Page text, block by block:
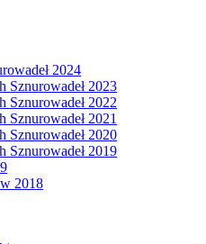
2024
Sznurowadeł 2023
Sznurowadeł 2022
Sznurowadeł 2021
Sznurowadeł 2020
Sznurowadeł 2019
2018